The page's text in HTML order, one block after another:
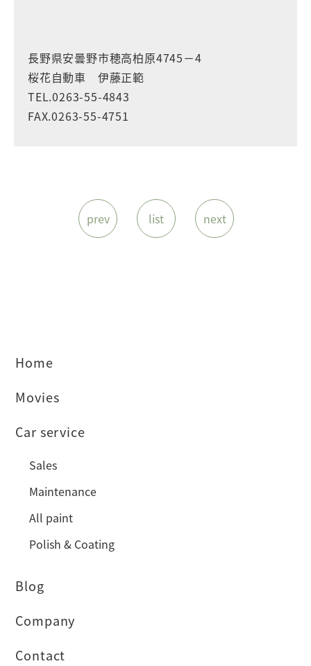
長野県安曇野市穂高柏原4745－4
桜花自動車 伊藤正範
TEL.0263-55-4843
FAX.0263-55-4751
prev list next
Home
Movies
Car service
Sales
Maintenance
All paint
Polish & Coating
Blog
Company
Contact